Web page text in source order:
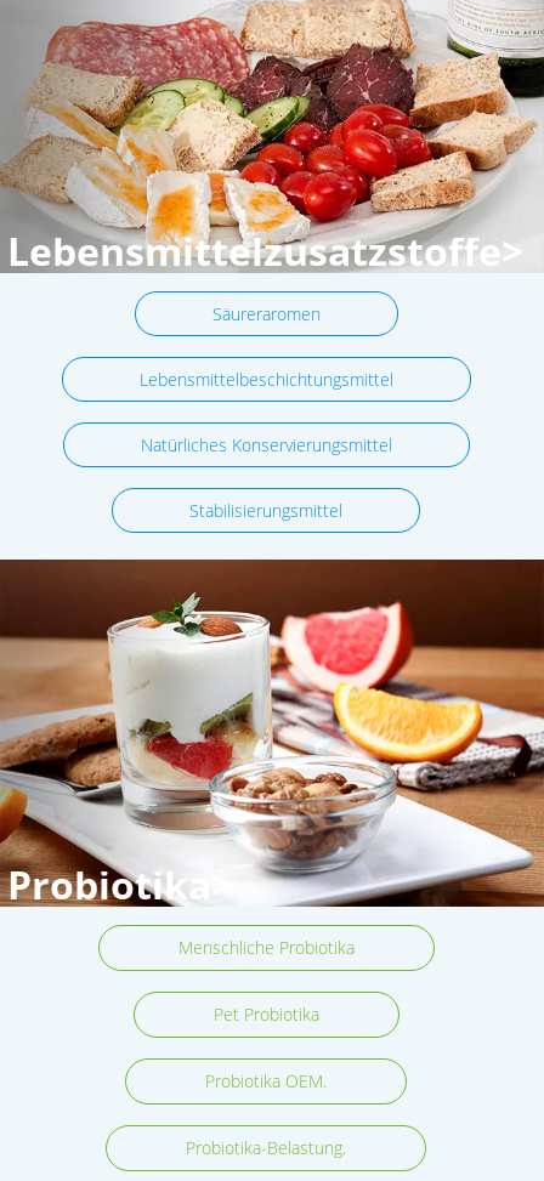
Lebensmittelzusatzstoffe>
Säureraromen
Lebensmittelbeschichtungsmittel
Natürliches Konservierungsmittel
Stabilisierungsmittel
Probiotika>
Menschliche Probiotika
Pet Probiotika
Probiotika OEM.
Probiotika-Belastung.